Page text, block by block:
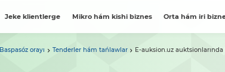
Jeke klientlerge Mikro hám kishi biznes Orta hám iri
Baspasóz orayı Tenderler hám tańlawlar E-auksion.uz